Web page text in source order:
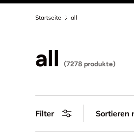
Startseite all
all (7278 produkte)
Filter Sortieren